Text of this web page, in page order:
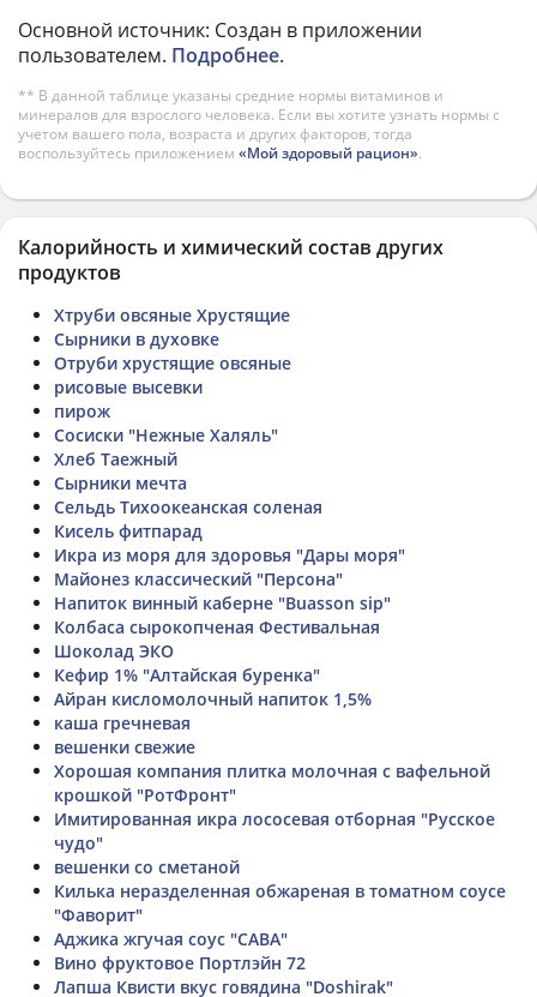
Основной источник: Создан в приложении
пользователем. Подробнее.
** В данной таблице указаны средние нормы витаминов и
минералов для взрослого человека. Если вы хотите узнать нормы с
учетом вашего пола, возраста и других факторов, тогда
воспользуйтесь приложением «Мой здоровый рацион».
Калорийность и химический состав других
продуктов
Хтруби овсяные Хрустящие
Сырники в духовке
Отруби хрустящие овсяные
рисовые высевки
пирож
Сосиски "Нежные Халяль"
Хлеб Таежный
Сырники мечта
Сельдь Тихоокеанская соленая
Кисель фитпарад
Икра из моря для здоровья "Дары моря"
Майонез классический "Персона"
Напиток винный каберне "Buasson sip"
Колбаса сырокопченая Фестивальная
Шоколад ЭКО
Кефир 1% "Алтайская буренка"
Айран кисломолочный напиток 1,5%
каша гречневая
вешенки свежие
Хорошая компания плитка молочная с вафельной
крошкой "РотФронт"
Имитированная икра лососевая отборная "Русское
чудо"
вешенки со сметаной
Килька неразделенная обжареная в томатном соусе
"Фаворит"
Аджика жгучая соус "САВА"
Вино фруктовое Портлэйн 72
Лапша Квисти вкус говядина "Doshirak"